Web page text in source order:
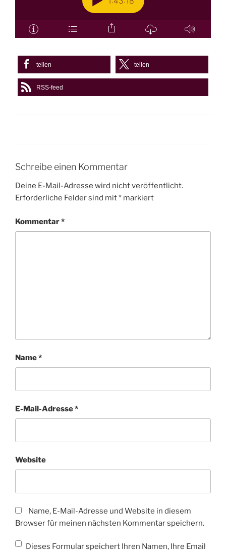
teilen teilen
RSS-feed
Schreibe einen Kommentar
Deine E-Mail-Adresse wird nicht veröffentlicht.
Erforderliche Felder sind mit* markiert
Kommentar*
Name*
E-Mail-Adresse*
Website
Name, E-Mail-Adresse und Website in diesem
Browser für meinen nächsten Kommentar speichern.
Dieses Formular speichert Ihren Namen, Ihre Email